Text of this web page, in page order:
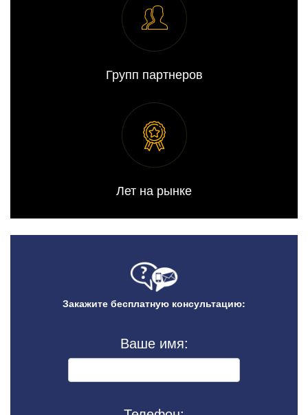
Групп партнеров
Лет на рынке
Закажите бесплатную консультацию:
Ваше имя: